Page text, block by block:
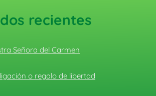
recientes
Señora del Carmen
o regalo de libertad